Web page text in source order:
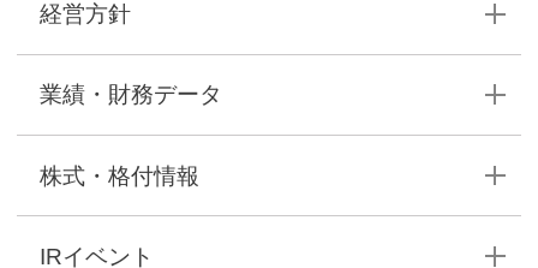
経営方針
業績・財務データ
株式・格付情報
IRイベント